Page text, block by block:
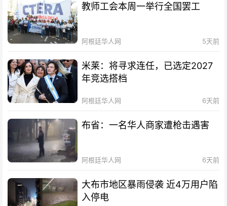
教师工会本周一举行全国罢工
阿根廷华人网 5天前
米莱：将寻求连任，已选定2027
年竞选搭档
阿根廷华人网 6天前
布省：一名华人商家遭枪击遇害
阿根廷华人网 6天前
大布市地区暴雨侵袭 近4万用户陷
入停电